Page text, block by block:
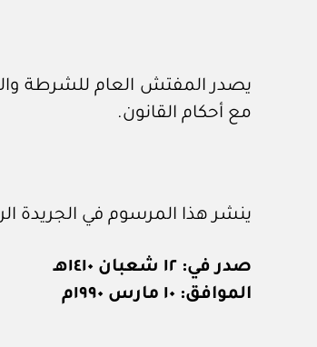
يصدر المفتش العام للشرطة
مع أحكام القانون.
ينشر هذا المرسوم في الجريدة
صدر في: ١٢ شعبان ١٤١٠هـ
الموافق: ١٠ مارس ١٩٩٠م